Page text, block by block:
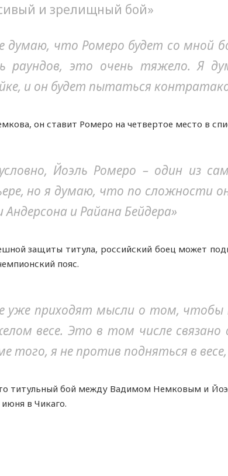
и зрелищный бой»
думаю, что Ромеро будет со мной
раундов, это очень тяжело. Я
и он будет пытаться
он ставит Ромеро на четвертое место в
Йоэль Ромеро – один из
но я думаю, что по сложности
Андерсона и Райана Бейдера»
защиты титула, российский боец может
пояс.
уже приходят мысли о том,
весе. Это в том числе
того, я не против подняться в
титульный бой между Вадимом Немковым и
в Чикаго.